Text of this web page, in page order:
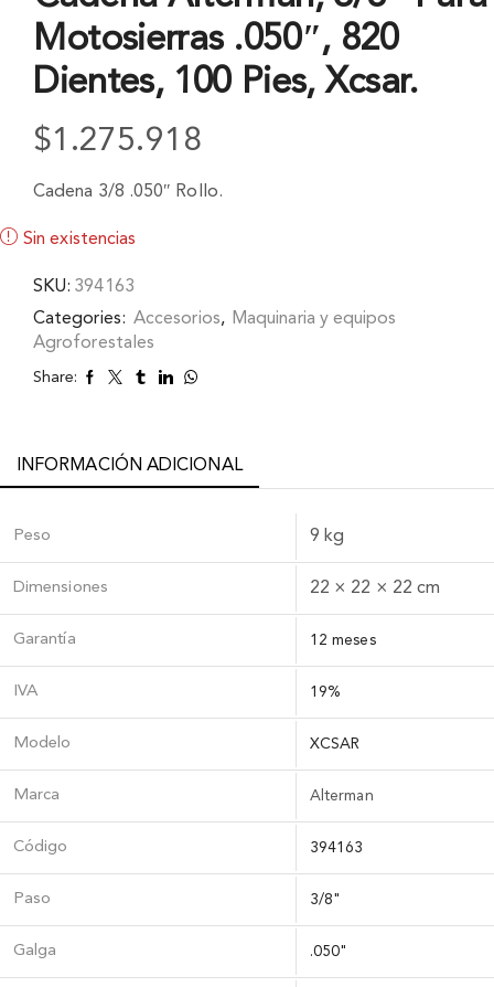
Motosierras .050″, 820
Dientes, 100 Pies, Xcsar.
$1.275.918
Cadena 3/8 .050″ Rollo.
Sin existencias
SKU: 394163
Categories: Accesorios, Maquinaria y equipos
Agroforestales
Share:
INFORMACIÓN ADICIONAL
Peso 9 kg
Dimensiones 22 × 22 × 22 cm
Garantía 12 meses
IVA 19%
Modelo XCSAR
Marca Alterman
Código 394163
Paso 3/8"
Galga .050"